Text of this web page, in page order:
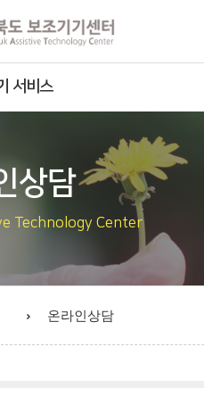
서비스
절차
조기기
기기 현황
조기기 현황
상담
Technology Center
온라인상담